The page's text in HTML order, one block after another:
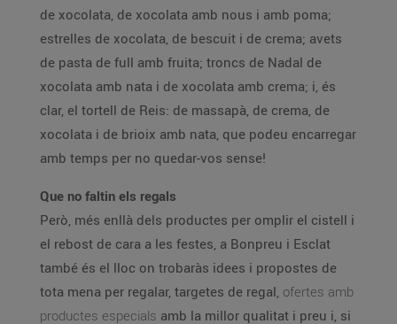
de xocolata, de xocolata amb nous i amb poma;
estrelles de xocolata, de bescuit i de crema; avets
de pasta de full amb fruita; troncs de Nadal de
xocolata amb nata i de xocolata amb crema; i, és
clar, el tortell de Reis: de massapà, de crema, de
xocolata i de brioix amb nata, que podeu encarregar
amb temps per no quedar-vos sense!
Que no faltin els regals
Però, més enllà dels productes per omplir el cistell i
el rebost de cara a les festes, a Bonpreu i Esclat
també és el lloc on trobaràs idees i propostes de
tota mena per regalar, targetes de regal, ofertes amb
productes especials amb la millor qualitat i preu i, si